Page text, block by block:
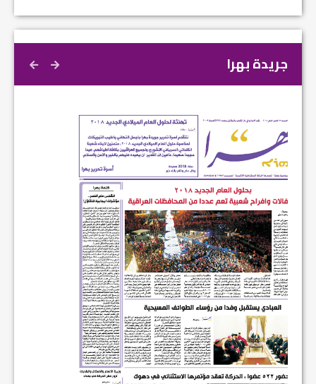
جريدة بهرا